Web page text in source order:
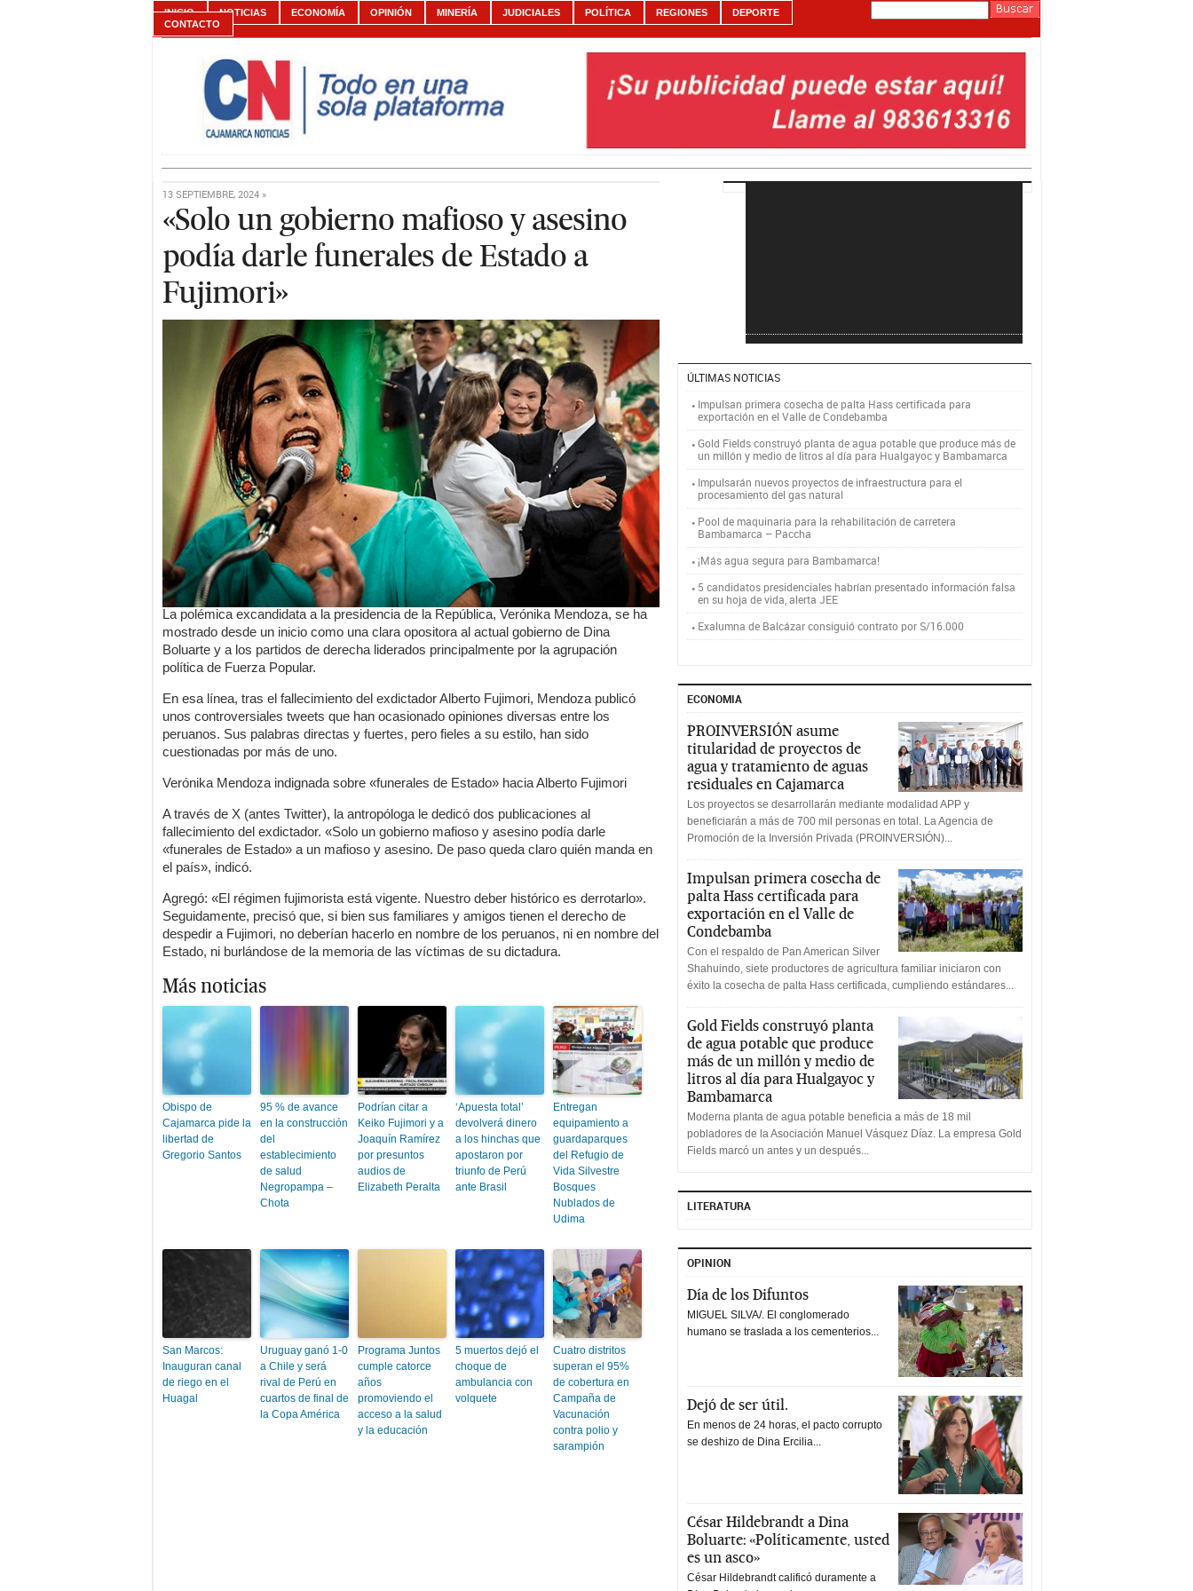
INICIO NOTICIAS ECONOMÍA OPINIÓN MINERÍA JUDICIALES POLÍTICA REGIONES
DEPORTE
CONTACTO
13 SEPTIEMBRE, 2024 »
«Solo un gobierno mafioso y asesino
podía darle funerales de Estado a
Fujimori»
La polémica excandidata a la presidencia de la República, Verónika Mendoza, se ha
mostrado desde un inicio como una clara opositora al actual gobierno de Dina
Boluarte y a los partidos de derecha liderados principalmente por la agrupación
política de Fuerza Popular.
En esa línea, tras el fallecimiento del exdictador Alberto Fujimori, Mendoza publicó
unos controversiales tweets que han ocasionado opiniones diversas entre los
peruanos. Sus palabras directas y fuertes, pero fieles a su estilo, han sido
cuestionadas por más de uno.
Verónika Mendoza indignada sobre «funerales de Estado» hacia Alberto Fujimori
A través de X (antes Twitter), la antropóloga le dedicó dos publicaciones al
fallecimiento del exdictador. «Solo un gobierno mafioso y asesino podía darle
«funerales de Estado» a un mafioso y asesino. De paso queda claro quién manda en
el país», indicó.
Agregó: «El régimen fujimorista está vigente. Nuestro deber histórico es derrotarlo».
Seguidamente, precisó que, si bien sus familiares y amigos tienen el derecho de
despedir a Fujimori, no deberían hacerlo en nombre de los peruanos, ni en nombre del
Estado, ni burlándose de la memoria de las víctimas de su dictadura.
Más noticias
Obispo de
Cajamarca pide la
libertad de
Gregorio Santos
95 % de avance
en la construcción
del
establecimiento
de salud
Negropampa –
Chota
Podrían citar a
Keiko Fujimori y a
Joaquín Ramírez
por presuntos
audios de
Elizabeth Peralta
‘Apuesta total’
devolverá dinero
a los hinchas que
apostaron por
triunfo de Perú
ante Brasil
Entregan
equipamiento a
guardaparques
del Refugio de
Vida Silvestre
Bosques
Nublados de
Udima
San Marcos:
Inauguran canal
de riego en el
Huagal
Uruguay ganó 1-0
a Chile y será
rival de Perú en
cuartos de final de
la Copa América
Programa Juntos
cumple catorce
años
promoviendo el
acceso a la salud
y la educación
5 muertos dejó el
choque de
ambulancia con
volquete
Cuatro distritos
superan el 95%
de cobertura en
Campaña de
Vacunación
contra polio y
sarampión
ÚLTIMAS NOTICIAS
Impulsan primera cosecha de palta Hass certificada para
exportación en el Valle de Condebamba
Gold Fields construyó planta de agua potable que produce más de
un millón y medio de litros al día para Hualgayoc y Bambamarca
Impulsarán nuevos proyectos de infraestructura para el
procesamiento del gas natural
Pool de maquinaria para la rehabilitación de carretera
Bambamarca – Paccha
¡Más agua segura para Bambamarca!
5 candidatos presidenciales habrían presentado información falsa
en su hoja de vida, alerta JEE
Exalumna de Balcázar consiguió contrato por S/16.000
ECONOMIA
PROINVERSIÓN asume
titularidad de proyectos de
agua y tratamiento de aguas
residuales en Cajamarca
Los proyectos se desarrollarán mediante modalidad APP y
beneficiarán a más de 700 mil personas en total. La Agencia de
Promoción de la Inversión Privada (PROINVERSIÓN)...
Impulsan primera cosecha de
palta Hass certificada para
exportación en el Valle de
Condebamba
Con el respaldo de Pan American Silver
Shahuindo, siete productores de agricultura familiar iniciaron con
éxito la cosecha de palta Hass certificada, cumpliendo estándares...
Gold Fields construyó planta
de agua potable que produce
más de un millón y medio de
litros al día para Hualgayoc y
Bambamarca
Moderna planta de agua potable beneficia a más de 18 mil
pobladores de la Asociación Manuel Vásquez Díaz. La empresa Gold
Fields marcó un antes y un después...
LITERATURA
OPINION
Día de los Difuntos
MIGUEL SILVA/. El conglomerado
humano se traslada a los cementerios...
Dejó de ser útil.
En menos de 24 horas, el pacto corrupto
se deshizo de Dina Ercilia...
César Hildebrandt a Dina
Boluarte: «Políticamente, usted
es un asco»
César Hildebrandt calificó duramente a